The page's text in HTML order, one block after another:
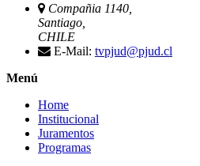
Compañia 1140,
Santiago,
CHILE
E-Mail: tvpjud@pjud.cl
Menú
Home
Institucional
Juramentos
Programas